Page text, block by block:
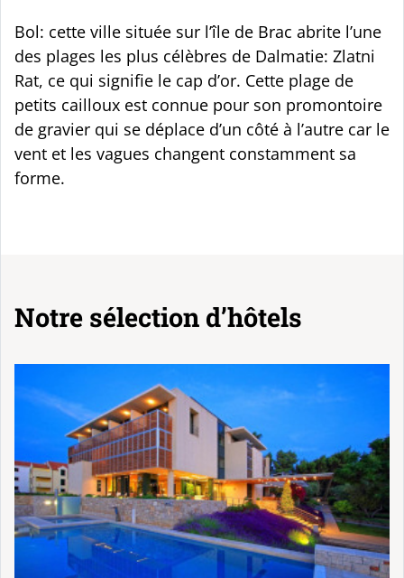
Bol: cette ville située sur l’île de Brac abrite l’une
des plages les plus célèbres de Dalmatie: Zlatni
Rat, ce qui signifie le cap d’or. Cette plage de
petits cailloux est connue pour son promontoire
de gravier qui se déplace d’un côté à l’autre car le
vent et les vagues changent constamment sa
forme.
Notre sélection d’hôtels